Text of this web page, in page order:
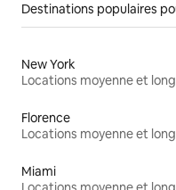
Destinations populaires
New York
Florence
Miami